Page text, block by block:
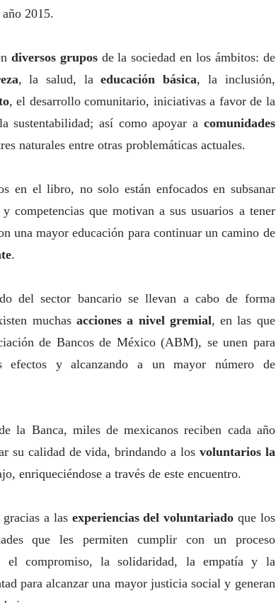
2015.
diversos grupos de la sociedad en los ámbitos: de
, la salud, laeducación básica, la inclusión,
, el desarrollo comunitario, iniciativas a favor de la
sustentabilidad; así como apoyar a comunidades
naturales entre otras problemáticas actuales.
en el libro, no solo están enfocados en subsanar
competencias que motivan a sus usuarios a tener
una mayor educación para continuar un camino de
.
del sector bancario se llevan a cabo de forma
muchas acciones a nivel gremial, en las que
de Bancos de México (ABM), se unen para
efectos y alcanzando a un mayor número de
la Banca, miles de mexicanos reciben cada año
su calidad de vida, brindando a los voluntarios la
enriqueciéndose a través de este encuentro.
a las experiencias del voluntariado que los
que les permiten cumplir con un proceso
el compromiso, la solidaridad, la empatía y la
para alcanzar una mayor justiciasocial y generan